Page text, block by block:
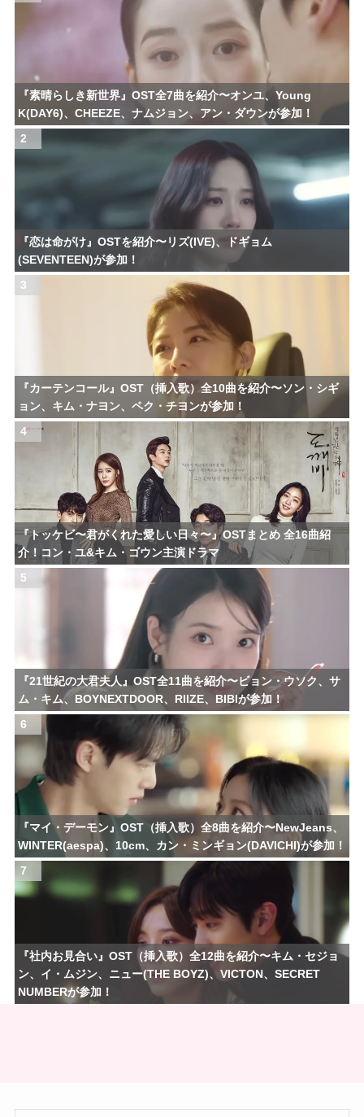
『素晴らしき新世界』OST全7曲を紹介〜オンユ、Young
K(DAY6)、CHEEZE、ナムジョン、アン・ダウンが参加！
2
『恋は命がけ』OSTを紹介〜リズ(IVE)、ドギョム
(SEVENTEEN)が参加！
3
『カーテンコール』OST（挿入歌）全10曲を紹介〜ソン・シギ
ョン、キム・ナヨン、ペク・チヨンが参加！
4
『トッケビ〜君がくれた愛しい日々〜』OSTまとめ 全16曲紹
介！コン・ユ&キム・ゴウン主演ドラマ
5
『21世紀の大君夫人』OST全11曲を紹介〜ビョン・ウソク、サ
ム・キム、BOYNEXTDOOR、RIIZE、BIBIが参加！
6
『マイ・デーモン』OST（挿入歌）全8曲を紹介〜NewJeans、
WINTER(aespa)、10cm、カン・ミンギョン(DAVICHI)が参加！
7
『社内お見合い』OST（挿入歌）全12曲を紹介〜キム・セジョ
ン、イ・ムジン、ニュー(THE BOYZ)、VICTON、SECRET
NUMBERが参加！